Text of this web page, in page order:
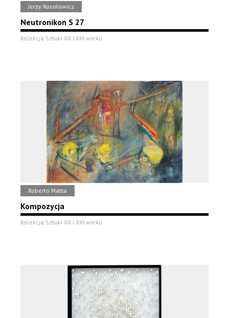
Jerzy Rosołowicz
Neutronikon S 27
Kolekcja Sztuki XX i XXI wieku
Roberto Matta
Kompozycja
Kolekcja Sztuki XX i XXI wieku